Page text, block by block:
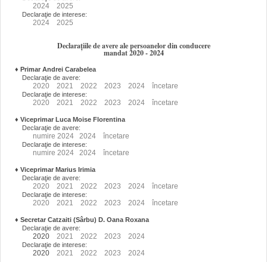
2024 2025
Declaraţie de interese:
2024 2025
Declarațiile de avere ale persoanelor din conducere
mandat 2020 - 2024
♦ Primar Andrei Carabelea
Declaraţie de avere:
2020 2021 2022 2023 2024 încetare
Declaraţie de interese:
2020 2021 2022 2023 2024 încetare
♦ Viceprimar Luca Moise Florentina
Declaraţie de avere:
numire 2024 2024 încetare
Declaraţie de interese:
numire 2024 2024 încetare
♦ Viceprimar Marius Irimia
Declaraţie de avere:
2020 2021 2022 2023 2024 încetare
Declaraţie de interese:
2020 2021 2022 2023 2024 încetare
♦ Secretar Catzaiti (Sârbu) D. Oana Roxana
Declaraţie de avere:
2020 2021 2022 2023 2024
Declaraţie de interese:
2020 2021 2022 2023 2024